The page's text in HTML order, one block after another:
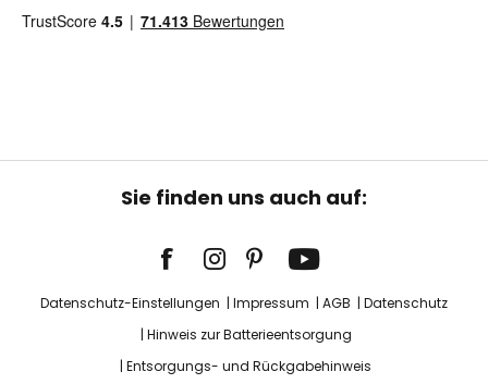
Sie finden uns auch auf:
Datenschutz-Einstellungen Impressum AGB
Datenschutz
Hinweis zur Batterieentsorgung
Entsorgungs- und Rückgabehinweis